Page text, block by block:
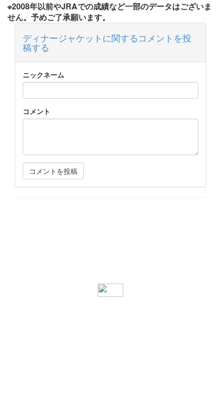
※2008年以前やJRAでの成績など一部のデータはございま
せん。予めご了承願います。
ディナージャケットに関するコメントを投
稿する
ニックネーム
コメント